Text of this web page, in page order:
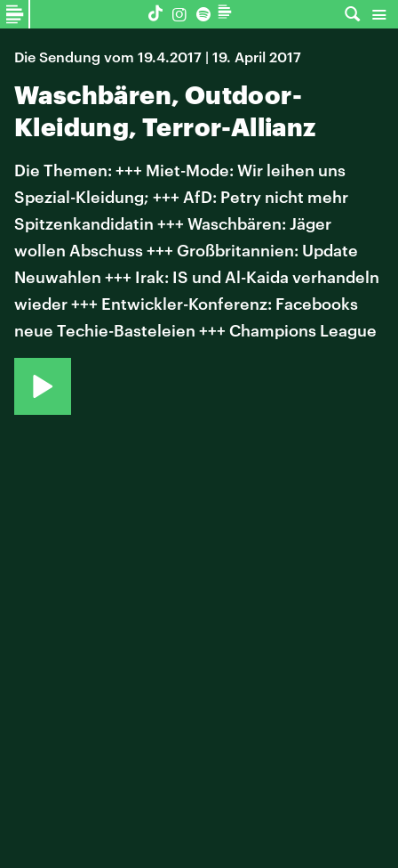
Die Sendung vom 19.4.2017 | 19. April 2017
Waschbären, Outdoor-
Kleidung, Terror-Allianz
Die Themen: +++ Miet-Mode: Wir leihen uns
Spezial-Kleidung; +++ AfD: Petry nicht mehr
Spitzenkandidatin +++ Waschbären: Jäger
wollen Abschuss +++ Großbritannien: Update
Neuwahlen +++ Irak: IS und Al-Kaida verhandeln
wieder +++ Entwickler-Konferenz: Facebooks
neue Techie-Basteleien +++ Champions League